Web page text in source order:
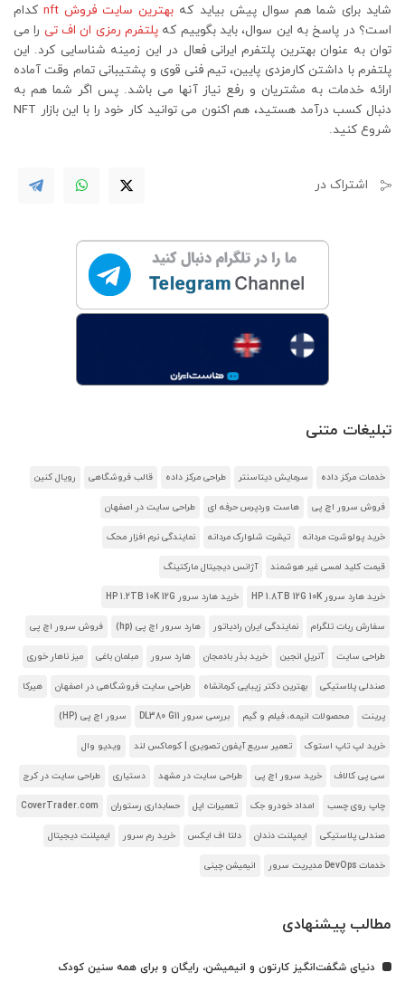
شاید برای شما هم سوال پیش بیاید که بهترین سایت فروش nft
کدام
است؟ در پاسخ به این سوال، باید بگوییم که پلتفرم رمزی ان اف تی را می
توان به عنوان بهترین پلتفرم ایرانی فعال در این زمینه شناسایی کرد. این
پلتفرم با داشتن کارمزدی پایین، تیم فنی قوی و پشتیبانی تمام وقت آماده
ارائه خدمات به مشتریان و رفع نیاز آنها می باشد. پس اگر شما هم به
دنبال کسب درآمد هستید، هم اکنون می توانید کار خود را با این بازار NFT
شروع کنید.
اشتراک در
تبلیغات متنی
خدمات مرکز داده سرمایش دیتاسنتر طراحی مرکز داده قالب فروشگاهی رویال کنین
فروش سرور اچ پی هاست وردپرس حرفه ای طراحی سایت در اصفهان
خرید پولوشرت مردانه تیشرت شلوارک مردانه نمایندگی نرم افزار محک
قیمت کلید لمسی غیر هوشمند آژانس دیجیتال مارکتینگ
خرید هارد سرور HP 1.8TB 12G 10K خرید هارد سرور HP 1.2TB 10K 12G
سفارش ربات تلگرام نمایندگی ایران رادیاتور هارد سرور اچ پی (hp) فروش سرور اچ پی
طراحی سایت آنریل انجین خرید بذر بادمجان هارد سرور مبلمان باغی میز ناهار خوری
صندلی پلاستیکی بهترین دکتر زیبایی کرمانشاه طراحی سایت فروشگاهی در اصفهان هیرکا
پرینت محصولات انیمه، فیلم و گیم بررسی سرور DL380 G11 سرور اچ پی (HP)
خرید لپ تاپ استوک تعمیر سریع آیفون تصویری | کوماکس لند ویدیو وال
سی پی کالاف خرید سرور اچ پی طراحی سایت در مشهد دستیاری طراحی سایت در کرج
چاپ روی چسب امداد خودرو جک تعمیرات اپل حسابداری رستوران CoverTrader.com
صندلی پلاستیکی ایمپلنت دندان دلتا اف ایکس خرید رم سرور ایمپلنت دیجیتال
خدمات DevOps مدیریت سرور انیمیشن چینی
مطالب پیشنهادی
دنیای شگفت‌انگیز کارتون و انیمیشن، رایگان و برای همه سنین کودک